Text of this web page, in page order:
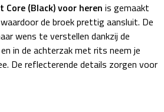
(Black) voor heren is gemaakt
de broek prettig aansluit. De
wens te verstellen dankzij de
in de achterzak met rits neem je
De reflecterende details zorgen voor